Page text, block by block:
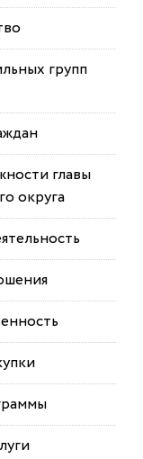
групп
главы
округа